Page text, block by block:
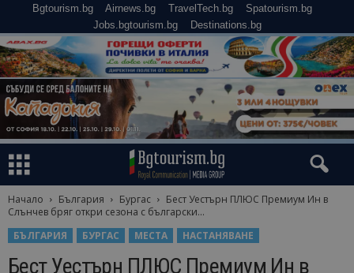
Bgtourism.bg Airnews.bg TravelTech.bg
Spatourism.bg
Jobs.bgtourism.bg
Destinations.bg
Начало България Бургас
Бест Уестърн ПЛЮС Премиум Ин в
Слънчев бряг откри сезона с български...
БЪЛГАРИЯ
БУРГАС МЕСТА НАСТАНЯВАНЕ
Бест Уестърн ПЛЮС Премиум Ин в